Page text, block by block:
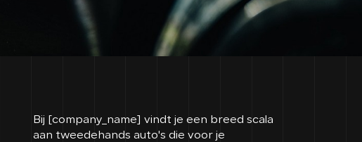
Bij [company_name] vindt je een breed scala
aan tweedehands auto's die voor je